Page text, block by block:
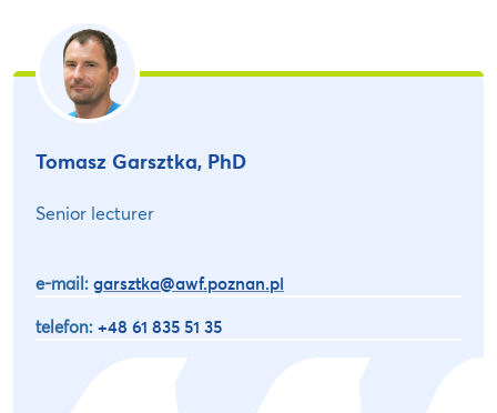
Tomasz Garsztka, PhD
Senior lecturer
e-mail: garsztka@awf.poznan.pl
telefon: +48 61 835 51 35